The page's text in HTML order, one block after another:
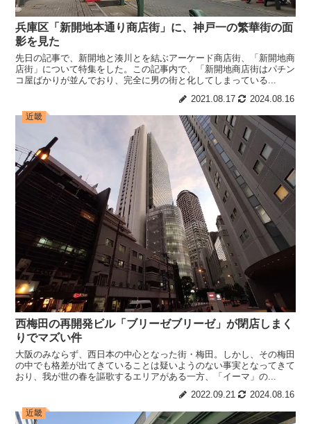
兵庫区「新開地本通り商店街」に、神戸一の繁華街の面
影を見た
先日の記事で、新開地と湊川とを結ぶアーケード商店街、「新開地商
店街」について特集をした。この記事内で、「新開地商店街はパチン
コ屋ばかりが並んでおり、完全に男の街と化してしまっている...
2021.08.17
2024.08.16
近畿
西梅田の再開発ビル「ブリーゼブリーゼ」が閉店しまく
りでマズい件
大阪のみならず、西日本の中心となった街・梅田。しかし、その梅田
の中でも格差が出てきていることは疑いようのない事実となってきて
おり、我が世の春を謳歌するエリアがある一方、「イーマ」の...
2022.09.21
2024.08.16
近畿